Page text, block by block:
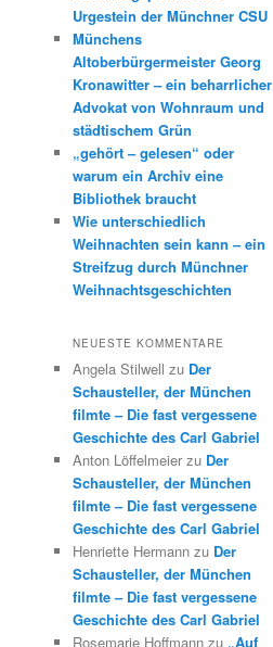
Urgestein der Münchner CSU
Münchens
Altoberbürgermeister Georg
Kronawitter – ein beharrlicher
Advokat von Wohnraum und
städtischem Grün
„gehört – gelesen“ oder
warum ein Archiv eine
Bibliothek braucht
Wie unterschiedlich
Weihnachten sein kann – ein
Streifzug durch Münchner
Weihnachtsgeschichten
NEUESTE KOMMENTARE
Angela Stilwell zu Der
Schausteller, der München
filmte – Die fast vergessene
Geschichte des Carl Gabriel
Anton Löffelmeier zu Der
Schausteller, der München
filmte – Die fast vergessene
Geschichte des Carl Gabriel
Henriette Hermann zu Der
Schausteller, der München
filmte – Die fast vergessene
Geschichte des Carl Gabriel
Rosemarie Hoffmann zu „Auf